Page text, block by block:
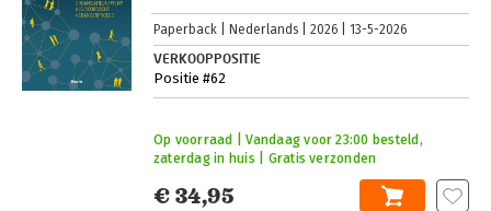
Paperback Nederlands 2026 13-5-2026
VERKOOPPOSITIE
Positie #62
€ 34,95
Op voorraad | Vandaag voor 23:00 besteld,
zaterdag in huis | Gratis verzonden